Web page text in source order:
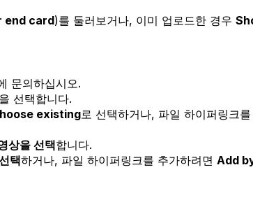
end card)를 둘러보거나, 이미 업로드한 경우
문의하십시오.
선택합니다.
existing로 선택하거나, 파일 하이퍼링크
상을 선택합니다.
택하거나, 파일 하이퍼링크를 추가하려면 Add